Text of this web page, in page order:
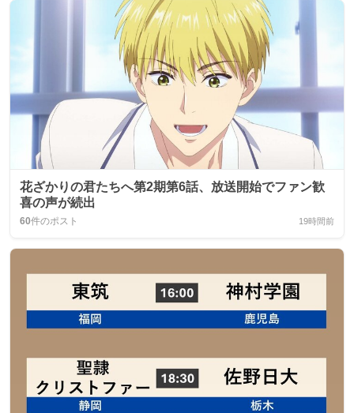
花ざかりの君たちへ第2期第6話、放送開始でファン歓
喜の声が続出
60件のポスト 19時間前